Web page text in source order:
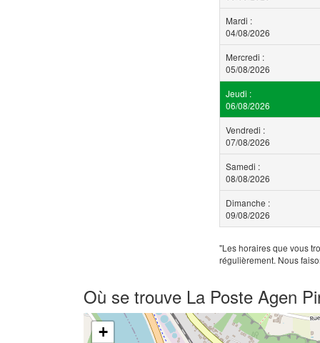
Mardi :
04/08/2026
Mercredi :
05/08/2026
Jeudi :
06/08/2026
Vendredi :
07/08/2026
Samedi :
08/08/2026
Dimanche :
09/08/2026
"Les horaires que vous
régulièrement. Nous
Où se trouve La Poste Agen
+